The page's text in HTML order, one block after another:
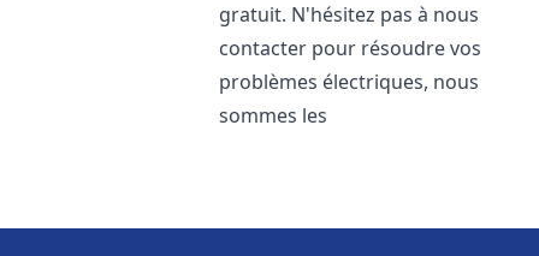
gratuit. N'hésitez pas à nous
contacter pour résoudre vos
problèmes électriques, nous
sommes les